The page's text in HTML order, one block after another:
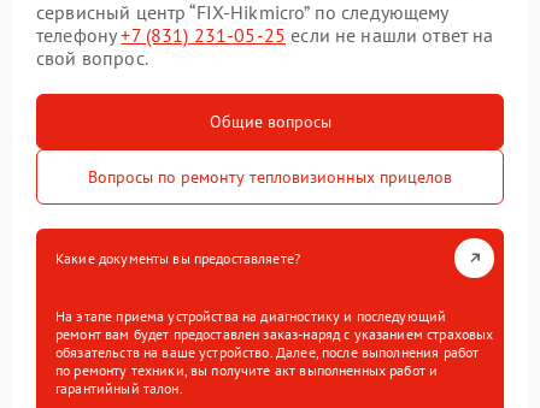
сервисный центр “FIX-Hikmicro” по следующему
телефону+7 (831) 231-05-25 если не нашли ответ на
свой вопрос.
Общие вопросы
Вопросы по ремонту тепловизионных прицелов
Какие документы вы предоставляете?
На этапе приема устройства на диагностику и последующий
ремонт вам будет предоставлен заказ-наряд с указанием страховых
обязательств на ваше устройство. Далее, после выполнения работ
по ремонту техники, вы получите акт выполненных работ и
гарантийный талон.